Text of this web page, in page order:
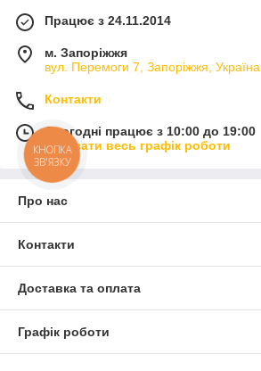
Працює з 24.11.2014
м. Запоріжжя
вул. Перемоги 7, Запоріжжя, Україна
Контакти
Сьогодні працює з 10:00 до 19:00
Показати весь графік роботи
Про нас
Контакти
Доставка та оплата
Графік роботи
КНОПКА
ЗВ'ЯЗКУ